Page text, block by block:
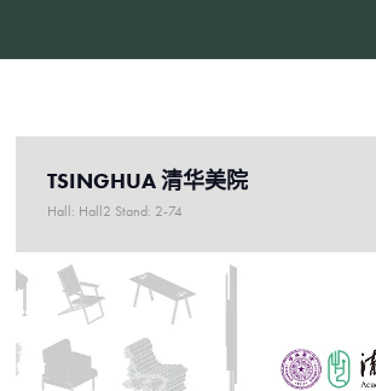
TSINGHUA 清华美院
Hall: Hall2 Stand: 2-74